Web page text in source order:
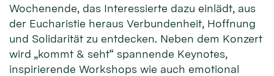
Wochenende, das Interessierte dazu einlädt, aus
der Eucharistie heraus Verbundenheit, Hoffnung
und Solidarität zu entdecken. Neben dem Konzert
wird „kommt & seht“ spannende Keynotes,
inspirierende Workshops wie auch emotional